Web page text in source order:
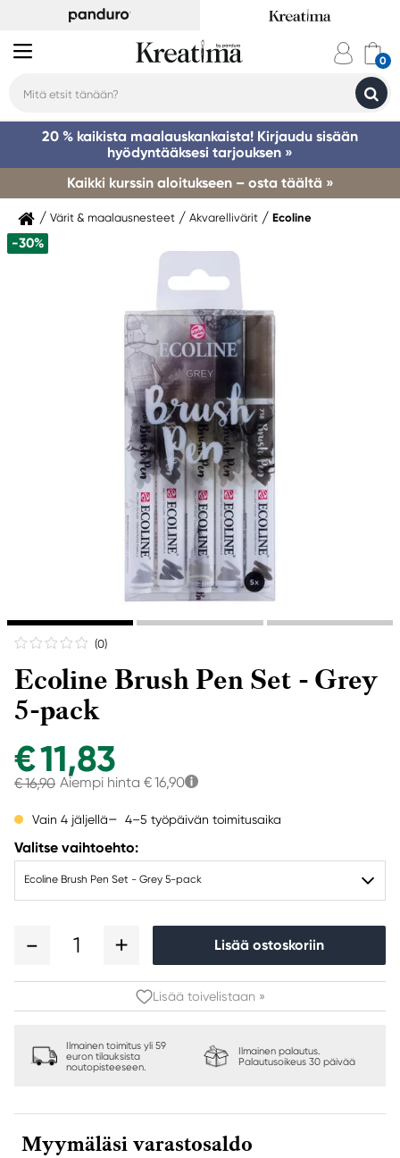
20 % kaikista maalauskankaista! Kirjaudu sisään
hyödyntääksesi tarjouksen »
Kaikki kurssin aloitukseen – osta täältä »
Värit & maalausnesteet Akvarellivärit Ecoline
-30%
(0)
Ecoline Brush Pen Set - Grey
5-pack
€ 11,83
€ 16,90 Aiempi hinta € 16,90
Vain 4 jäljellä 4–5 työpäivän toimitusaika
Valitse vaihtoehto:
Ecoline Brush Pen Set - Grey 5-pack
1 Lisää ostoskoriin
Lisää toivelistaan »
Ilmainen toimitus yli 59
euron tilauksista
noutopisteeseen.
Ilmainen palautus.
Palautusoikeus 30 päivää
Myymäläsi varastosaldo